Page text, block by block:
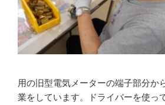
用の旧型電気メーターの端子部分か
業をしています。ドライバーを使っ